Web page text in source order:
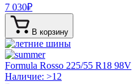
7 030₽
В корзину
Formula Rosso 225/55 R18 98V
Наличие: >12